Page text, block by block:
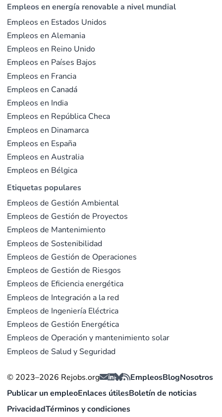
alineainternational.com). La empresa también
promueve la sostenibilidad a través de iniciativas como
el ahorro de energía y ha establecido un equipo de
Protección Ambiental liderado por empleados (fuente:
alineainternational.com
Última actualización el may. 22, 2026 |
problema
Empleos en energía renovable a nivel mundial
Empleos en Estados Unidos
Empleos en Alemania
Empleos en Reino Unido
Empleos en Países Bajos
Empleos en Francia
Empleos en Canadá
Empleos en India
Empleos en República Checa
Empleos en Dinamarca
Empleos en España
Empleos en Australia
Empleos en Bélgica
Etiquetas populares
Empleos de Gestión Ambiental
Empleos de Gestión de Proyectos
Empleos de Mantenimiento
Empleos de Sostenibilidad
Empleos de Gestión de Operaciones
Empleos de Gestión de Riesgos
Empleos de Eficiencia energética
Empleos de Integración a la red
Empleos de Ingeniería Eléctrica
Empleos de Gestión Energética
Empleos de Operación y mantenimiento solar
Empleos de Salud y Seguridad
© 2023–2026 Rejobs.org EmpleosBlogNosotros
Publicar un empleoEnlaces útilesBoletín de noticias
PrivacidadTérminos y condiciones